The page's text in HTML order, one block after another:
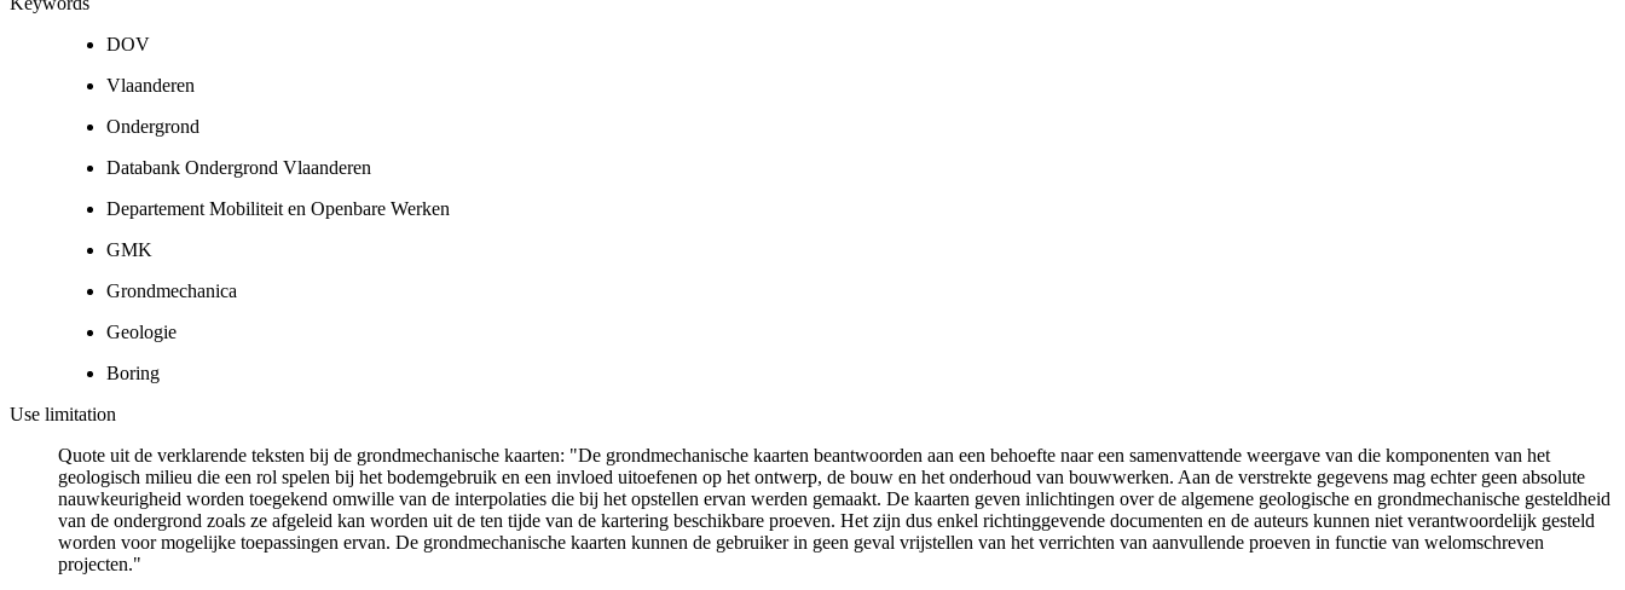
DOV
Vlaanderen
Ondergrond
Databank Ondergrond Vlaanderen
Departement Mobiliteit en Openbare Werken
GMK
Grondmechanica
Geologie
Boring
Use limitation
Quote uit de verklarende teksten bij de grondmechanische kaarten: "De grondmechanische kaarten beantwoorden aan een behoefte naar een samenvattende weergave van die komponenten van het
geologisch milieu die een rol spelen bij het bodemgebruik en een invloed uitoefenen op het ontwerp, de bouw en het onderhoud van bouwwerken. Aan de verstrekte gegevens mag echter geen absolute
nauwkeurigheid worden toegekend omwille van de interpolaties die bij het opstellen ervan werden gemaakt. De kaarten geven inlichtingen over de algemene geologische en grondmechanische gesteldheid
van de ondergrond zoals ze afgeleid kan worden uit de ten tijde van de kartering beschikbare proeven. Het zijn dus enkel richtinggevende documenten en de auteurs kunnen niet verantwoordelijk gesteld
worden voor mogelijke toepassingen ervan. De grondmechanische kaarten kunnen de gebruiker in geen geval vrijstellen van het verrichten van aanvullende proeven in functie van welomschreven
projecten."